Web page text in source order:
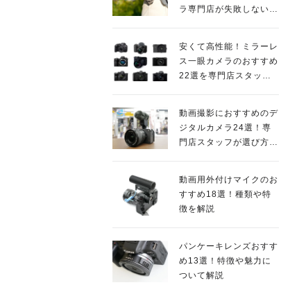
ラ専門店が失敗しない人
安くて高性能！ミラーレ
ス一眼カメラのおすすめ
22選を専門店スタッフ
動画撮影におすすめのデ
ジタルカメラ24選！専
門店スタッフが選び方の
動画用外付けマイクのお
すすめ18選！種類や特
徴を解説
パンケーキレンズおすす
め13選！特徴や魅力に
ついて解説